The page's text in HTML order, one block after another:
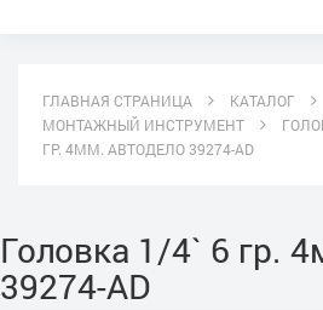
ГЛАВНАЯ СТРАНИЦА КАТАЛОГ
МОНТАЖНЫЙ ИНСТРУМЕНТ
ГР. 4ММ. АВТОДЕЛО 39274-АD
Головка 1/4` 6 гр.
39274-АD